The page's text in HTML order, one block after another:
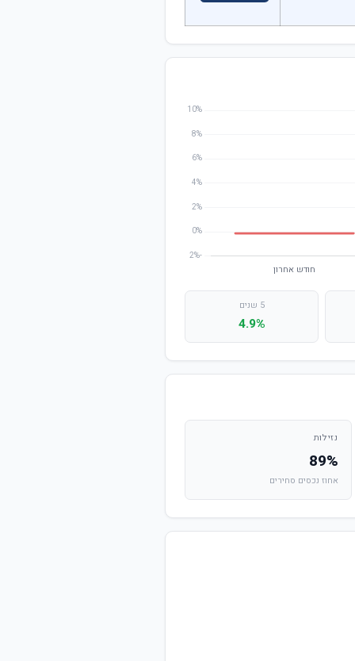
5 שנים
4.9%
נזילות
89%
אחוז נכסים סחירים